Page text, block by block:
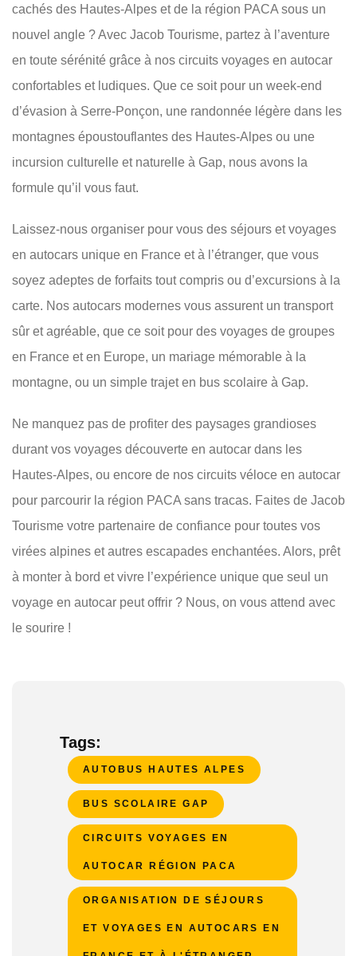
cachés des Hautes-Alpes et de la région PACA sous un
nouvel angle ? Avec Jacob Tourisme, partez à l’aventure
en toute sérénité grâce à nos circuits voyages en autocar
confortables et ludiques. Que ce soit pour un week-end
d’évasion à Serre-Ponçon, une randonnée légère dans les
montagnes époustouflantes des Hautes-Alpes ou une
incursion culturelle et naturelle à Gap, nous avons la
formule qu’il vous faut.
Laissez-nous organiser pour vous des séjours et voyages
en autocars unique en France et à l’étranger, que vous
soyez adeptes de forfaits tout compris ou d’excursions à la
carte. Nos autocars modernes vous assurent un transport
sûr et agréable, que ce soit pour des voyages de groupes
en France et en Europe, un mariage mémorable à la
montagne, ou un simple trajet en bus scolaire à Gap.
Ne manquez pas de profiter des paysages grandioses
durant vos voyages découverte en autocar dans les
Hautes-Alpes, ou encore de nos circuits véloce en autocar
pour parcourir la région PACA sans tracas. Faites de Jacob
Tourisme votre partenaire de confiance pour toutes vos
virées alpines et autres escapades enchantées. Alors, prêt
à monter à bord et vivre l’expérience unique que seul un
voyage en autocar peut offrir ? Nous, on vous attend avec
le sourire !
Tags:
AUTOBUS HAUTES ALPES
BUS SCOLAIRE GAP
CIRCUITS VOYAGES EN
AUTOCAR RÉGION PACA
ORGANISATION DE SÉJOURS
ET VOYAGES EN AUTOCARS EN